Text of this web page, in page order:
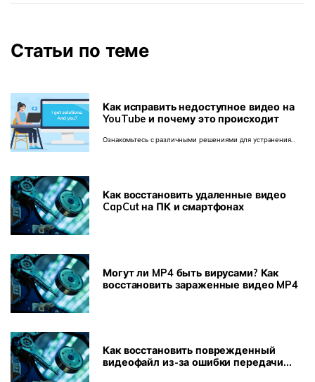
Статьи по теме
Как исправить недоступное видео на
YouTube и почему это происходит
Ознакомьтесь с различными решениями для устранения
Как восстановить удаленные видео
CapCut на ПК и смартфонах
Могут ли MP4 быть вирусами? Как
восстановить зараженные видео MP4
Как восстановить поврежденный
видеофайл из-за ошибки передачи